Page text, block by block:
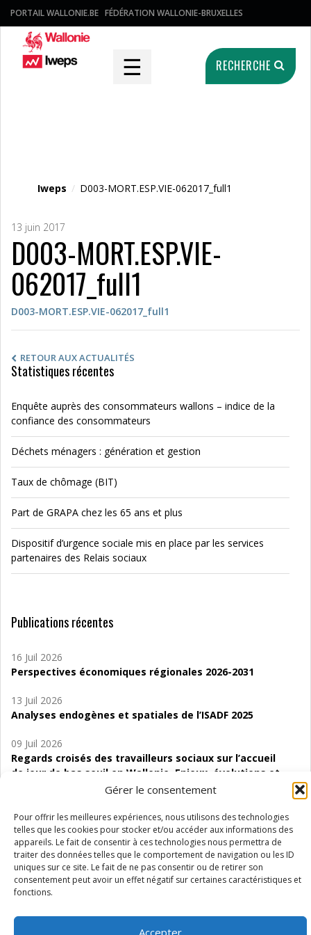
Gérer le consentement
Pour offrir les meilleures expériences, nous utilisons des technologies
telles que les cookies pour stocker et/ou accéder aux informations des
appareils. Le fait de consentir à ces technologies nous permettra de
traiter des données telles que le comportement de navigation ou les ID
uniques sur ce site. Le fait de ne pas consentir ou de retirer son
consentement peut avoir un effet négatif sur certaines caractéristiques et
fonctions.
Accepter
PORTAIL WALLONIE.BE FÉDÉRATION WALLONIE-BRUXELLES
☰ RECHERCHE
Iweps / D003-MORT.ESP.VIE-062017_full1
13 juin 2017
D003-MORT.ESP.VIE-
062017_full1
D003-MORT.ESP.VIE-062017_full1
RETOUR AUX ACTUALITÉS
Statistiques récentes
Enquête auprès des consommateurs wallons – indice de la
confiance des consommateurs
Déchets ménagers : génération et gestion
Taux de chômage (BIT)
Part de GRAPA chez les 65 ans et plus
Dispositif d’urgence sociale mis en place par les services
partenaires des Relais sociaux
Publications récentes
16 Juil 2026
Perspectives économiques régionales 2026-2031
13 Juil 2026
Analyses endogènes et spatiales de l’ISADF 2025
09 Juil 2026
Regards croisés des travailleurs sociaux sur l’accueil
de jour de bas seuil en Wallonie. Enjeux, évolutions et
06 Juil 2026
Étude d’évaluabilité des Structures
d’accompagnement à l’autocréation d’emploi (SAACE)
01 Juil 2026
Pénurie du personnel infirmier :quels indicateurs
Wallonie ?